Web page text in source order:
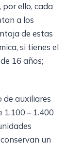
por ello, cada
a los
de estas
si tienes el
16 años;
de auxiliares
– 1.400
un